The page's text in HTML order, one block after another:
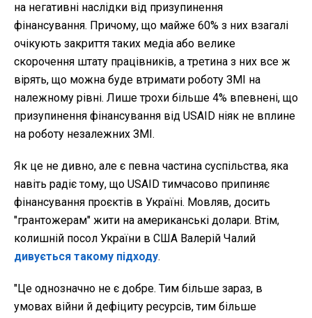
на негативні наслідки від призупинення
фінансування. Причому, що майже 60% з них взагалі
очікують закриття таких медіа або велике
скорочення штату працівників, а третина з них все ж
вірять, що можна буде втримати роботу ЗМІ на
належному рівні. Лише трохи більше 4% впевнені, що
призупинення фінансування від USAID ніяк не вплине
на роботу незалежних ЗМІ.
Як це не дивно, але є певна частина суспільства, яка
навіть радіє тому, що USAID тимчасово припиняє
фінансування проєктів в Україні. Мовляв, досить
"грантожерам" жити на американські долари. Втім,
колишній посол України в США Валерій Чалий
дивується такому підходу.
"Це однозначно не є добре. Тим більше зараз, в
умовах війни й дефіциту ресурсів, тим більше